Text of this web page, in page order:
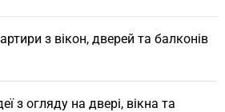
з вікон, дверей та балконів
з огляду на двері, вікна та